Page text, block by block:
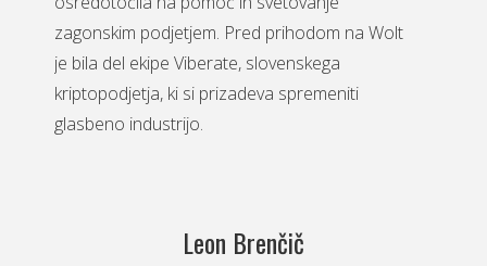
zagonskim podjetjem. Pred prihodom na Wolt
je bila del ekipe Viberate, slovenskega
kriptopodjetja, ki si prizadeva spremeniti
glasbeno industrijo.
Leon Brenčič